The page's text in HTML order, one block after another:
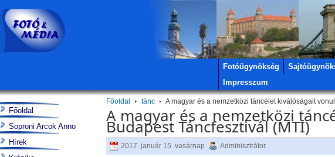
Fotóügynökség
Impresszum
Főoldal tánc A magyar és a nemzetközi táncélet kiválóságait
A magyar és a nemzetközi
Budapest Táncfesztivál (MTI)
2017. január 15. vasárnap Adminisztrátor
Főoldal
Soproni Arcok Anno
Hírek